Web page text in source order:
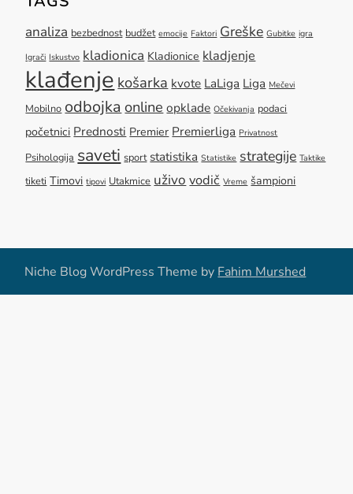
analiza bezbednost budžet emocije Faktori Greške Gubitke igra
Igrači Iskustvo kladionica Kladionice kladjenje
klađenje košarka kvote LaLiga Liga Mečevi
Mobilno odbojka online opklade Očekivanja podaci
početnici Prednosti Premier Premierliga Privatnost
Psihologija saveti sport statistika Statistike strategije Taktike
tiketi Timovi tipovi Utakmice uživo vodič Vreme šampioni
Niche Blog WordPress Theme by Fahim Murshed